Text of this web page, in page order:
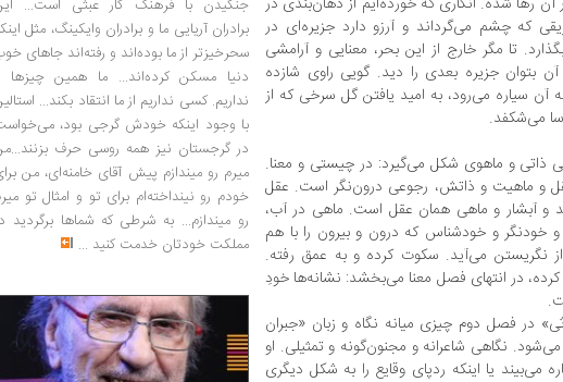
که چشم می‌گرداند و آرزو دارد جزیره‌ای در
تا مگر خارج از این بحر، معنایی و آرامشی
بتوان جزیره بعدی را دید. گویی راوی شازده
آن سیاره می‌رود، به امید یافتن گل سرخی که از
می‌شکفد.
ذاتی و ماهوی شکل می‌گیرد: در چیستی و معنا.
و ماهیت و ذاتش، رجوعی درون‌نگر است. عقل
و آبشار و ماهی همان عقل است. ماهی در آب،
و خود‌شناس که درون و بیرون را با هم
نگریستن می‌آید. سکوت کرده و به عمق رفته.
در انتهای فصل معنا می‌بخشد: نشانه‌ها خودِ
در فصل دوم چیزی میانه نگاه و زبان «جبران
می‌شود. نگاهی شاعرانه و مجنون‌گونه و تمثیلی. او
می‌بیند یا اینکه ردپای وقایع را به شکل دیگری
جنگیدن با فرهنگ کار عبثی است...
برادران آریایی ما و برادران وایکینگ، مثل
سحرخیزتر از ما بوده‌اند و رفته‌اند جاهای
دنیا مسکن کرده‌اند... ما همین چیزها
نداریم. کسی نداریم از ما انتقاد بکند...
با وجود اینکه خودش گرجی بود،
در گرجستان نیز همه روسی حرف
میرم رو میندازم پیش آقای خامنه‌ای، من
خودم رو نینداخته‌ام برای تو و امثال تو
رو میندازم... به شرطی که شماها برگردید
مملکت خودتان خدمت کنید ...